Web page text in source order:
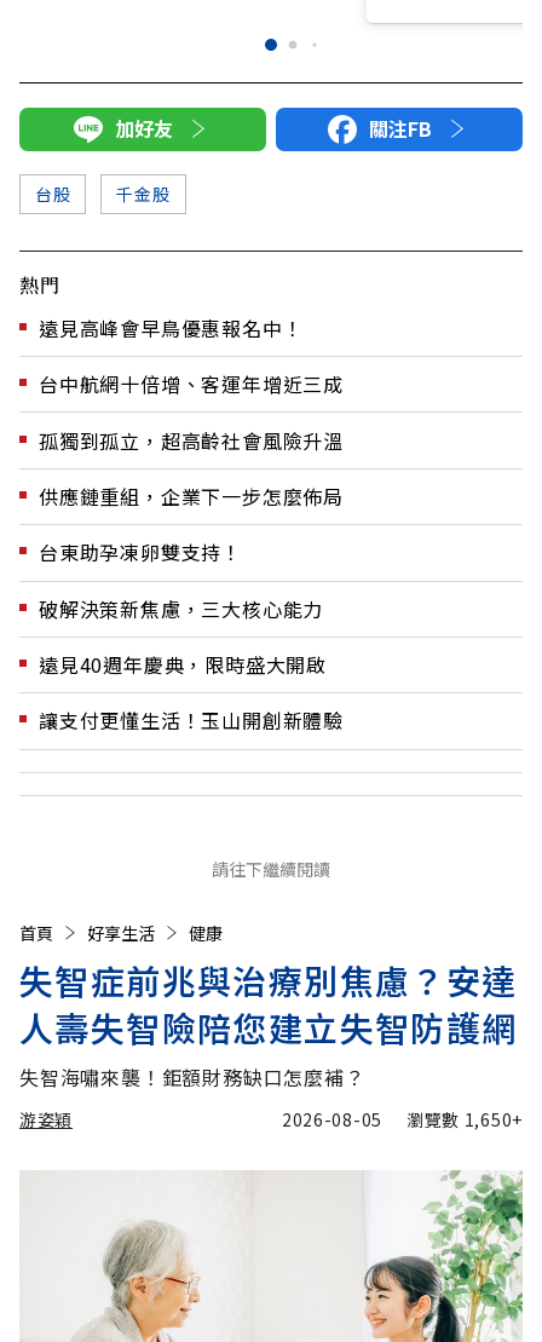
加好友 關注FB
台股 千金股
熱門
遠見高峰會早鳥優惠報名中！
台中航網十倍增、客運年增近三成
孤獨到孤立，超高齡社會風險升溫
供應鏈重組，企業下一步怎麼佈局
台東助孕凍卵雙支持！
破解決策新焦慮，三大核心能力
遠見40週年慶典，限時盛大開啟
讓支付更懂生活！玉山開創新體驗
請往下繼續閱讀
首頁 好享生活 健康
失智症前兆與治療別焦慮？安達
人壽失智險陪您建立失智防護網
失智海嘯來襲！鉅額財務缺口怎麼補？
游姿穎 2026-08-05 瀏覽數 1,650+